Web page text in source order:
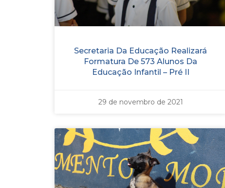
Secretaria Da Educação Realizará
Formatura De 573 Alunos Da
Educação Infantil – Pré II
29 de novembro de 2021